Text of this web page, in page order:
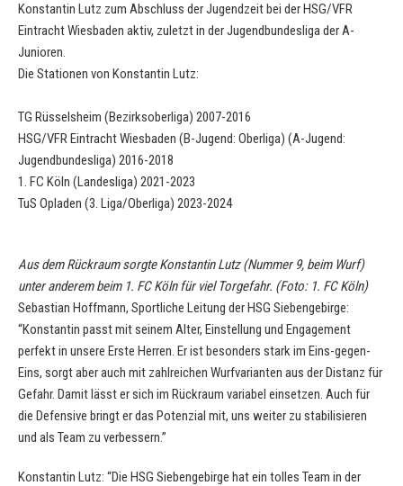
Konstantin Lutz zum Abschluss der Jugendzeit bei der HSG/VFR
Eintracht Wiesbaden aktiv, zuletzt in der Jugendbundesliga der A-
Junioren.
Die Stationen von Konstantin Lutz:
TG Rüsselsheim (Bezirksoberliga) 2007-2016
HSG/VFR Eintracht Wiesbaden (B-Jugend: Oberliga) (A-Jugend:
Jugendbundesliga) 2016-2018
1. FC Köln (Landesliga) 2021-2023
TuS Opladen (3. Liga/Oberliga) 2023-2024
Aus dem Rückraum sorgte Konstantin Lutz (Nummer 9, beim Wurf)
unter anderem beim 1. FC Köln für viel Torgefahr. (Foto: 1. FC Köln)
Sebastian Hoffmann, Sportliche Leitung der HSG Siebengebirge:
“Konstantin passt mit seinem Alter, Einstellung und Engagement
perfekt in unsere Erste Herren. Er ist besonders stark im Eins-gegen-
Eins, sorgt aber auch mit zahlreichen Wurfvarianten aus der Distanz für
Gefahr. Damit lässt er sich im Rückraum variabel einsetzen. Auch für
die Defensive bringt er das Potenzial mit, uns weiter zu stabilisieren
und als Team zu verbessern.”
Konstantin Lutz: “Die HSG Siebengebirge hat ein tolles Team in der